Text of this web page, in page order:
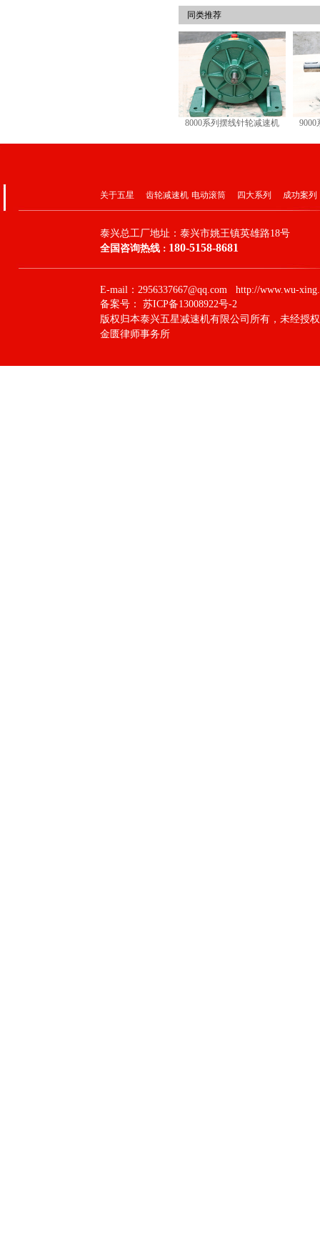
同类推荐
8000系列摆线针轮减速机 9000
关于五星 齿轮减速机 电动滚筒 四大系列 成功案列
泰兴总工厂地址： 泰兴市姚王镇英雄路18号
全国咨询热线 ： 180-5158-8681
E-mail：2956337667@qq.com http://www.wu-
备案号： 苏ICP备13008922号-2
版权归本泰兴五星减速机有限公司所有，未经授
金匮律师事务所